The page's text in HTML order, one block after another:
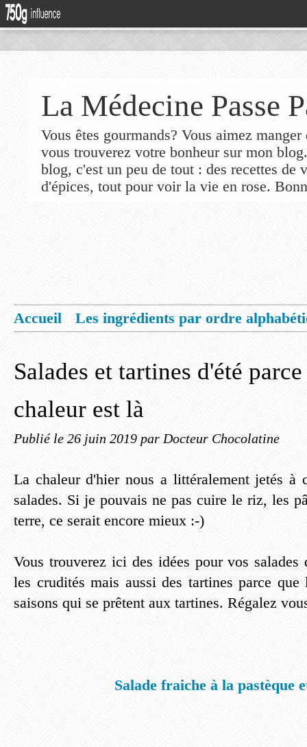
La Médecine Passe
Vous êtes gourmands? Vous aimez
vous trouverez votre bonheur sur mon
blog, c'est un peu de tout : des recettes de
d'épices, tout pour voir la vie en rose.
Accueil
Les ingrédients par ordre
Salades et tartines d'été
chaleur est là
Publié le 26 juin 2019 par Docteur Chocolatine
La chaleur d'hier nous a littéralement jetés à
salades. Si je pouvais ne pas cuire le riz, les
terre, ce serait encore mieux :-)
Vous trouverez ici des idées pour vos
les crudités mais aussi des tartines parce
saisons qui se prêtent aux tartines. Régalez
Salade fraiche à la pastèque